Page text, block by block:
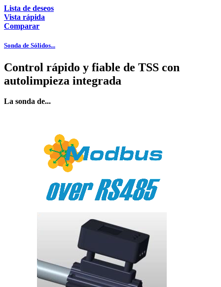
Lista de deseos
Vista rápida
Comparar
Sonda de Sólidos...
Control rápido y fiable de TSS con
autolimpieza integrada
La sonda de...